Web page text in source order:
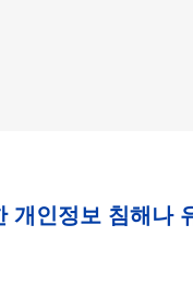
개인정보 침해나